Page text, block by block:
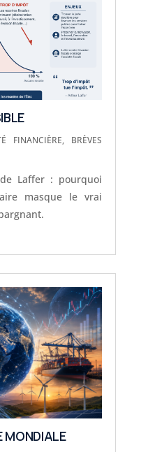
FINANCIÈRE, BRÈVES
Laffer : pourquoi
masque le vrai
MONDIALE